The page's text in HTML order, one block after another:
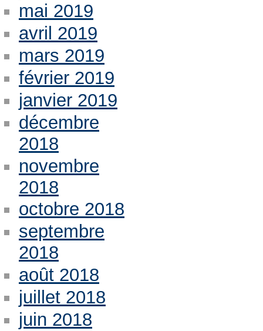
mai 2019
avril 2019
mars 2019
février 2019
janvier 2019
décembre
2018
novembre
2018
octobre 2018
septembre
2018
août 2018
juillet 2018
juin 2018